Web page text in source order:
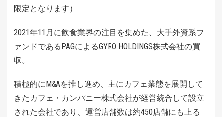
限定となります）
2021年11月に飲食業界の注目を集めた、大手外資系フ
ァンドであるPAGによるGYRO HOLDINGS株式会社の買
収。
積極的にM&Aを推し進め、主にカフェ業態を展開して
きたカフェ・ カンパニー株式会社が経営統合して設立
された会社であり、運営店舗数は約450店舗にも上る